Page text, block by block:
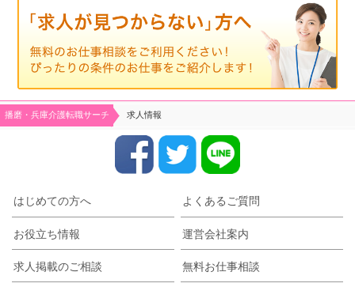
播磨・兵庫介護転職サーチ 求人情報
はじめての方へ よくあるご質問
お役立ち情報 運営会社案内
求人掲載のご相談 無料お仕事相談